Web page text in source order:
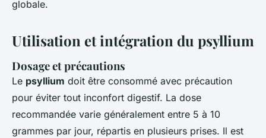
globale.
Utilisation et intégration du psyllium
Dosage et précautions
Le psyllium doit être consommé avec précaution
pour éviter tout inconfort digestif. La dose
recommandée varie généralement entre 5 à 10
grammes par jour, répartis en plusieurs prises. Il est